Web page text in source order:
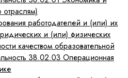
отраслям)
работодателей и (или) их
и (или) физических
качеством образовательной
38.02.03 Операционная